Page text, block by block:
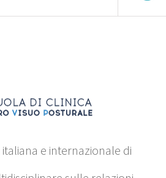
e internazionale di